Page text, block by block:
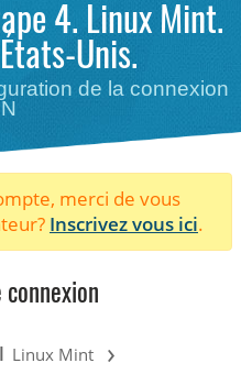
4. Linux Mint.
Unis.
de la connexion
merci de vous
Inscrivez vous ici.
Linux Mint ›